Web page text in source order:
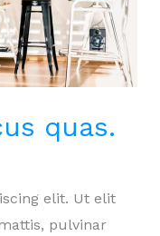
quas.
elit. Ut elit
pulvinar